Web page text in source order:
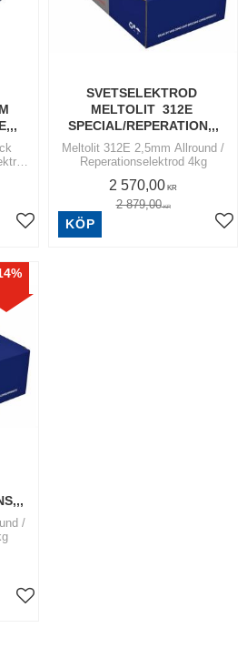
Lägg till i favoriter
SVETSELEKTROD
MELTOLIT  312E
SPECIAL/REPERATION,,,
Meltolit 312E 2,5mm Allround /
Reperationselektrod 4kg
2 570,00 KR
2 879,00KR
KÖP
/
%
Lägg till i favoriter